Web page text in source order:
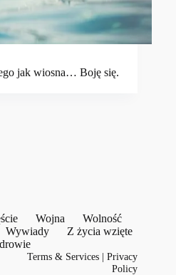
jak wiosna… Boję się.
Wojna
Wolność
Wywiady
Z życia wzięte
Terms & Services |Privacy
Policy